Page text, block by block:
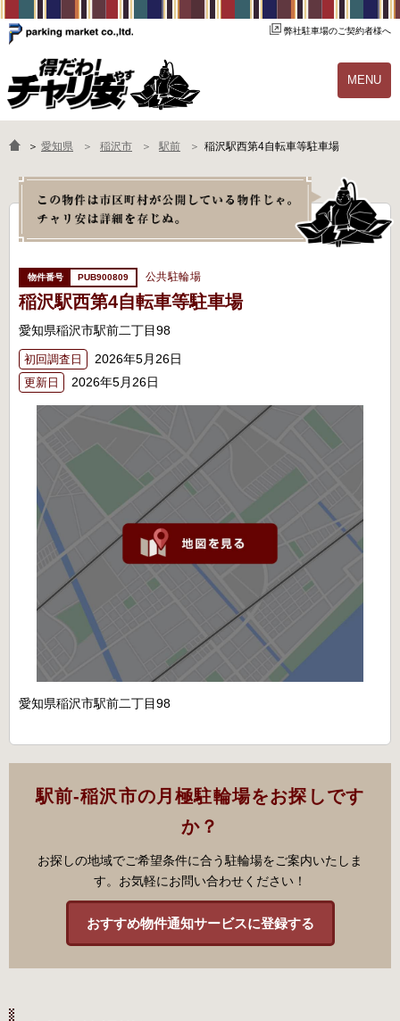
弊社駐車場のご契約者様へ
MENU
物件一覧 ご契約の流れ
よくあるご質問 駐輪場オーナー様へ
＞ 愛知県 稲沢市 駅前 稲沢駅西第4自転車等駐車場
PUB900809 公共駐輪場
稲沢駅西第4自転車等駐車場
愛知県稲沢市駅前二丁目98
初回調査日 2026年5月26日
更新日 2026年5月26日
愛知県稲沢市駅前二丁目98
駅前-稲沢市の月極駐輪場をお探しです
か？
お探しの地域でご希望条件に合う駐輪場をご案内いたしま
す。お気軽にお問い合わせください！
おすすめ物件通知サービスに登録する